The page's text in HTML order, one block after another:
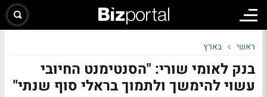
ראשי בארץ
בנק לאומי שורי: "הסנטימנט החיובי
עשוי להימשך ולתמוך בראלי סוף שנתי"